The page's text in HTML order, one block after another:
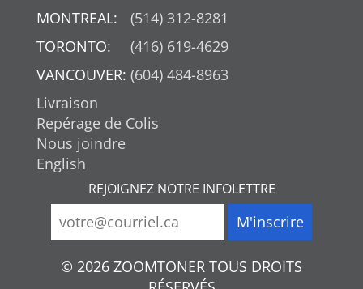
MONTREAL:
(514) 312-8281
TORONTO:
(416) 619-4629
VANCOUVER: (604) 484-8963
Livraison
Repérage de Colis
Nous joindre
English
REJOIGNEZ NOTRE INFOLETTRE
© 2026 ZOOMTONER TOUS DROITS